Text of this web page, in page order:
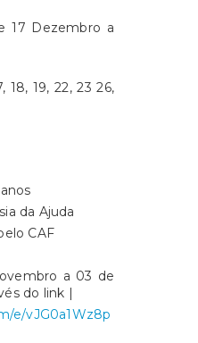
17 Dezembro a
18, 19, 22, 23 26,
da Ajuda
CAF
a 03 de
do link |
e/vJG0a1Wz8p